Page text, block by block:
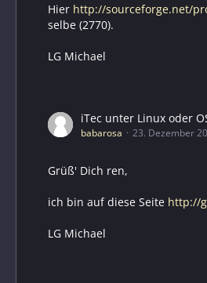
Hier http://sourceforge.net/
selbe (2770).
LG Michael
iTec unter Linux oder
babarosa 23. Dezember
Grüß' Dich ren,
ich bin auf diese Seite http://
LG Michael